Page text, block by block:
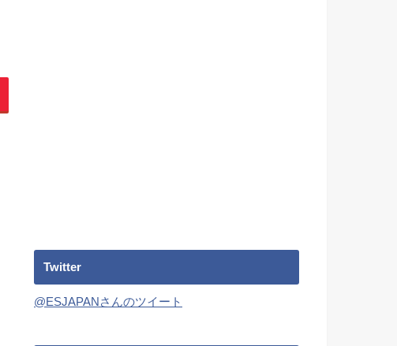
Twitter
@ESJAPANさんのツイート